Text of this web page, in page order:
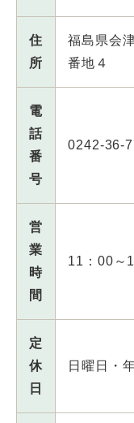
住
所
福島県会
番地４
電
話
番
号
営
業
時
間
11：00～
定
休
日
日曜日・